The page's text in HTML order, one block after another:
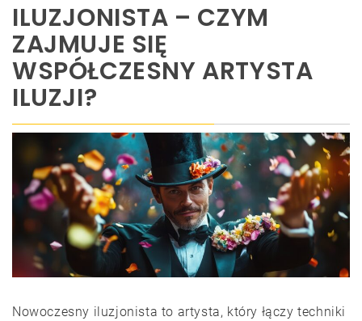
ILUZJONISTA – CZYM
ZAJMUJE SIĘ
WSPÓŁCZESNY ARTYSTA
ILUZJI?
Nowoczesny iluzjonista to artysta, który łączy techniki